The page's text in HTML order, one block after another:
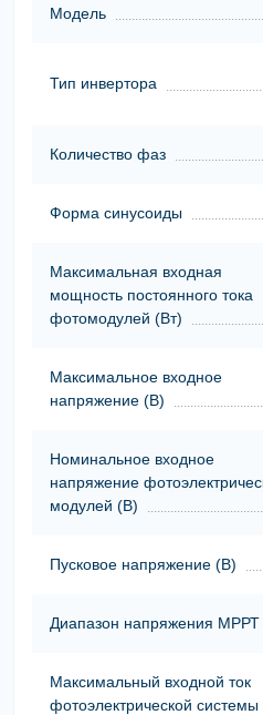
Модель
Тип инвертора
Количество фаз
Форма синусоиды
Максимальная входная
мощность постоянного тока
фотомодулей (Вт)
Максимальное входное
напряжение (В)
Номинальное входное
напряжение
модулей (В)
Пусковое напряжение (В)
Диапазон напряжения МРРТ
Максимальный входной ток
фотоэлектрической системы